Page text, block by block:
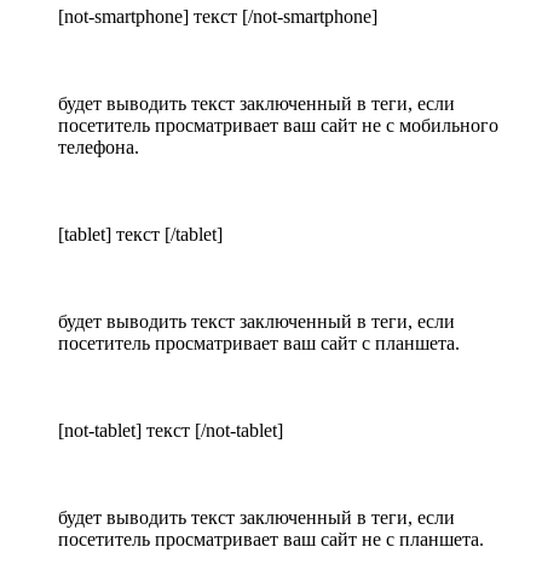
[not-smartphone] текст [/not-smartphone]
будет выводить текст заключенный в теги, если
посетитель просматривает ваш сайт не с мобильного
телефона.
[tablet] текст [/tablet]
будет выводить текст заключенный в теги, если
посетитель просматривает ваш сайт с планшета.
[not-tablet] текст [/not-tablet]
будет выводить текст заключенный в теги, если
посетитель просматривает ваш сайт не с планшета.